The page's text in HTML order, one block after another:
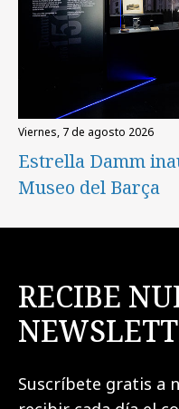
viernes, 7 de agosto 2026
Estrella Damm
Museo del Barça
RECIBE
Suscríbete gratis a